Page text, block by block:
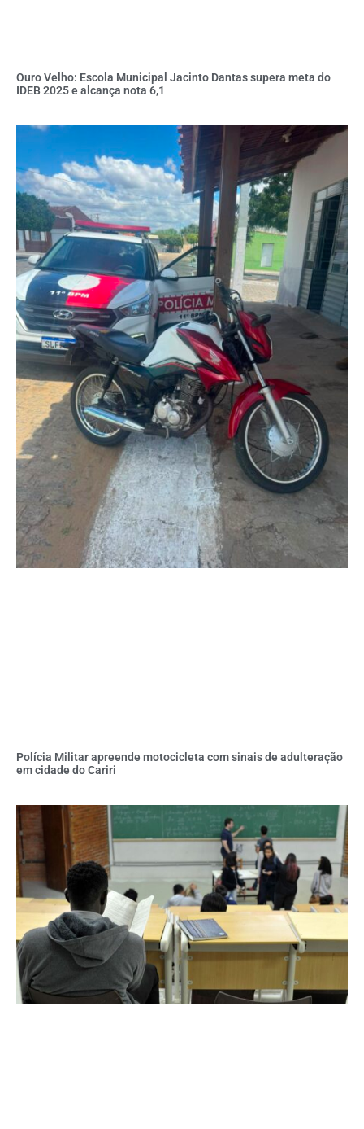
Ouro Velho: Escola Municipal Jacinto Dantas supera meta do
IDEB 2025 e alcança nota 6,1
Polícia Militar apreende motocicleta com sinais de adulteração
em cidade do Cariri